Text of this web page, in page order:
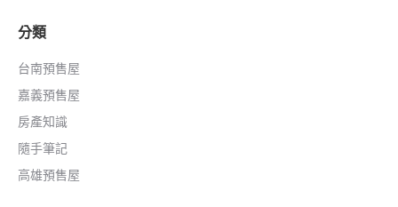
分類
台南預售屋
嘉義預售屋
房產知識
隨手筆記
高雄預售屋